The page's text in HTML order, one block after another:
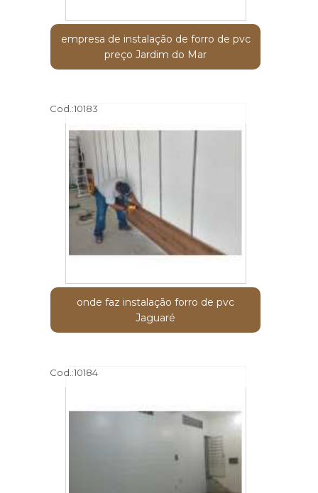
empresa de instalação de forro de pvc
preço Jardim do Mar
Cod.:10183
onde faz instalação forro de pvc
Jaguaré
Cod.:10184